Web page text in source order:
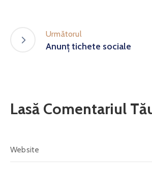
Următorul
Anunț tichete sociale
Lasă Comentariul